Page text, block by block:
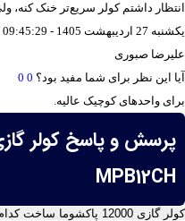
انتظار داشتم کولر سریع‌تر خنک کنه،
یکشنبه 27 اردیبهشت 1405 - 09:45:29
علیرضا صبوری
آیا این نظر برای شما مفید بود؟ 0
0
برای واحدهای کوچیک عالیه.
MPB12CH
کولر گازی 12000 پاکشوما ساخت کدام کشور است ؟